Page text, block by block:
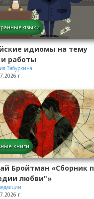
языки
идиомы на тему
работы
Забуркина
г.
книги
Бройтман «Сборник
любви"»
г.